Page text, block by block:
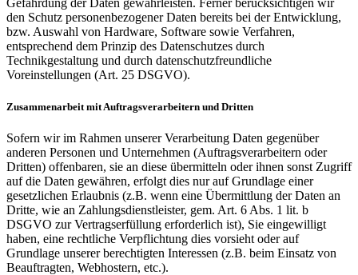
Gefährdung der Daten gewährleisten. Ferner berücksichtigen wir
den Schutz personenbezogener Daten bereits bei der Entwicklung,
bzw. Auswahl von Hardware, Software sowie Verfahren,
entsprechend dem Prinzip des Datenschutzes durch
Technikgestaltung und durch datenschutzfreundliche
Voreinstellungen (Art. 25 DSGVO).
Zusammenarbeit mit Auftragsverarbeitern und Dritten
Sofern wir im Rahmen unserer Verarbeitung Daten gegenüber
anderen Personen und Unternehmen (Auftragsverarbeitern oder
Dritten) offenbaren, sie an diese übermitteln oder ihnen sonst Zugriff
auf die Daten gewähren, erfolgt dies nur auf Grundlage einer
gesetzlichen Erlaubnis (z.B. wenn eine Übermittlung der Daten an
Dritte, wie an Zahlungsdienstleister, gem. Art. 6 Abs. 1 lit. b
DSGVO zur Vertragserfüllung erforderlich ist), Sie eingewilligt
haben, eine rechtliche Verpflichtung dies vorsieht oder auf
Grundlage unserer berechtigten Interessen (z.B. beim Einsatz von
Beauftragten, Webhostern, etc.).